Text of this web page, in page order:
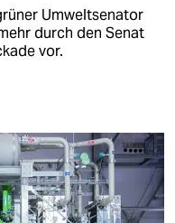
Umweltsenator
durch den Senat
vor.